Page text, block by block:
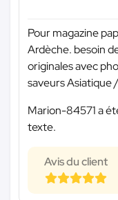
Pour magazine
Ardèche. besoin
originales avec
saveurs Asiatique
Marion-84571 a
texte.
Avis du client